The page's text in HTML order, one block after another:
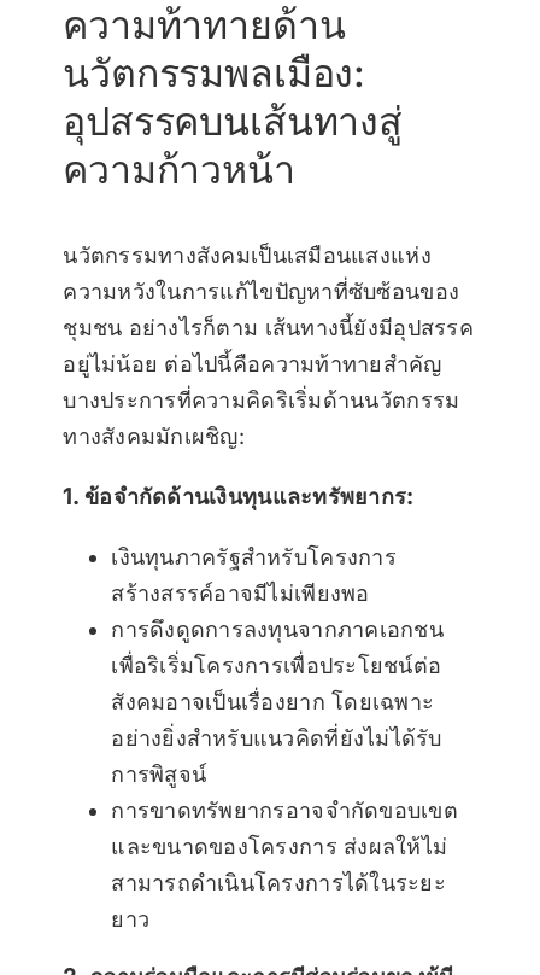
ความท้าทายด้าน
นวัตกรรมพลเมือง:
อุปสรรคบนเส้นทางสู่
ความก้าวหน้า
นวัตกรรมทางสังคมเป็นเสมือนแสงแห่ง
ความหวังในการแก้ไขปัญหาที่ซับซ้อนของ
ชุมชน อย่างไรก็ตาม เส้นทางนี้ยังมีอุปสรรค
อยู่ไม่น้อย ต่อไปนี้คือความท้าทายสำคัญ
บางประการที่ความคิดริเริ่มด้านนวัตกรรม
ทางสังคมมักเผชิญ:
1. ข้อจำกัดด้านเงินทุนและทรัพยากร:
เงินทุนภาครัฐสำหรับโครงการ
สร้างสรรค์อาจมีไม่เพียงพอ
การดึงดูดการลงทุนจากภาคเอกชน
เพื่อริเริ่มโครงการเพื่อประโยชน์ต่อ
สังคมอาจเป็นเรื่องยาก โดยเฉพาะ
อย่างยิ่งสำหรับแนวคิดที่ยังไม่ได้รับ
การพิสูจน์
การขาดทรัพยากรอาจจำกัดขอบเขต
และขนาดของโครงการ ส่งผลให้ไม่
สามารถดำเนินโครงการได้ในระยะ
ยาว